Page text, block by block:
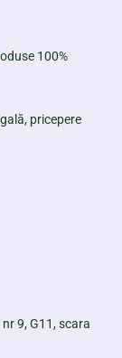
100%
pricepere
9, G11, scara